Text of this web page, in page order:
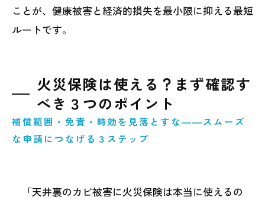
ことが、健康被害と経済的損失を最小限に抑える最短
ルートです。
火災保険は使える？まず確認す
べき３つのポイント
補償範囲・免責・時効を見落とすな――スムーズ
な申請につなげる３ステップ
「天井裏のカビ被害に火災保険は本当に使えるの